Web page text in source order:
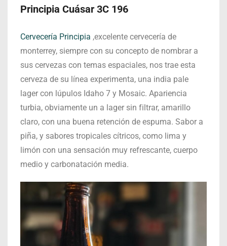
Principia Cuásar 3C 196
Cervecería Principia ,excelente cervecería de
monterrey, siempre con su concepto de nombrar a
sus cervezas con temas espaciales, nos trae esta
cerveza de su línea experimenta, una india pale
lager con lúpulos Idaho 7 y Mosaic. Apariencia
turbia, obviamente un a lager sin filtrar, amarillo
claro, con una buena retención de espuma. Sabor a
piña, y sabores tropicales cítricos, como lima y
limón con una sensación muy refrescante, cuerpo
medio y carbonatación media.